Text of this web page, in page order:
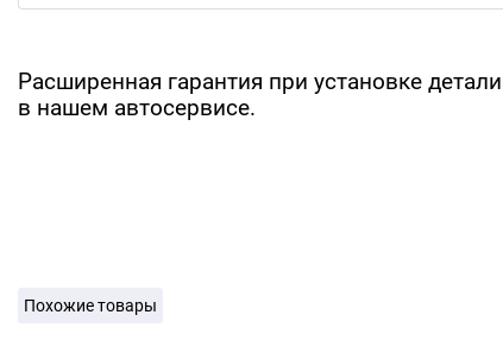
Расширенная гарантия при установке детали
в нашем автосервисе.
Похожие товары